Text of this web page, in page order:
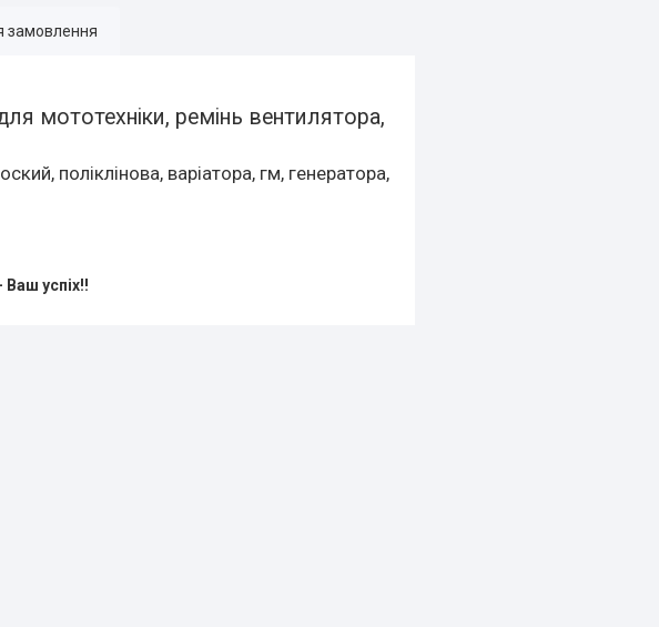
замовлення
мототехніки, ремінь вентилятора,
поліклінова, варіатора, гм, генератора,
успіх!!